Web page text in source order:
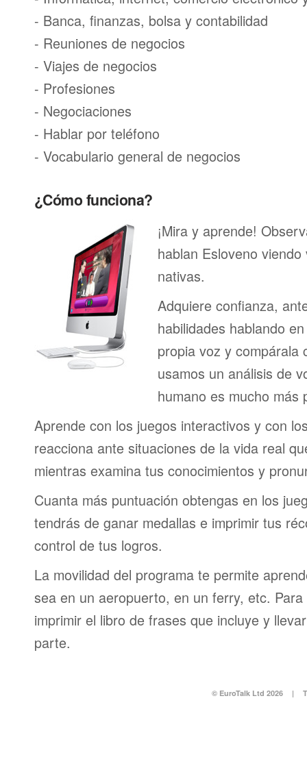
- Banca, finanzas, bolsa y contabilidad
- Reuniones de negocios
- Viajes de negocios
- Profesiones
- Negociaciones
- Hablar por teléfono
- Vocabulario general de negocios
¿Cómo funciona?
¡Mira y aprende!
hablan Esloveno
nativas.
Adquiere confianza,
habilidades hablando
propia voz y compárala
usamos un análisis de
humano es mucho más
Aprende con los juegos interactivos y con
reacciona ante situaciones de la vida real
mientras examina tus conocimientos y
Cuanta más puntuación obtengas en los
tendrás de ganar medallas e imprimir tus
control de tus logros.
La movilidad del programa te permite
sea en un aeropuerto, en un ferry, etc.
imprimir el libro de frases que incluye y
parte.
© EuroTalk Ltd 2026 |